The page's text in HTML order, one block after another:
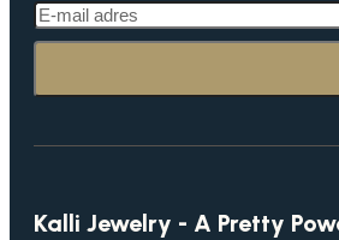
Kalli Jewelry - A Pretty